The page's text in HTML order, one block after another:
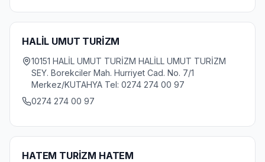
HALİL UMUT TURİZM
10151 HALİL UMUT TURİZM HALİLL UMUT TURİZM
SEY. Borekciler Mah. Hurriyet Cad. No. 7/1
Merkez/KUTAHYA Tel: 0274 274 00 97
0274 274 00 97
HATEM TURİZM HATEM